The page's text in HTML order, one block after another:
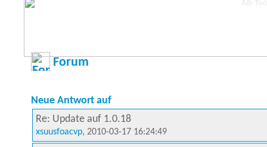
Forum
Neue Antwort auf
Re: Update auf 1.0.18
xsuusfoacvp, 2010-03-17 16:24:49